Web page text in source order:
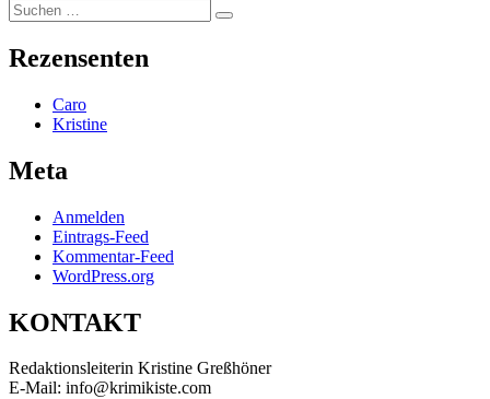
Suchen
nach:
Suchen
Rezensenten
Caro
Kristine
Meta
Anmelden
Eintrags-Feed
Kommentar-Feed
WordPress.org
KONTAKT
Redaktionsleiterin Kristine Greßhöner
E-Mail: info@krimikiste.com